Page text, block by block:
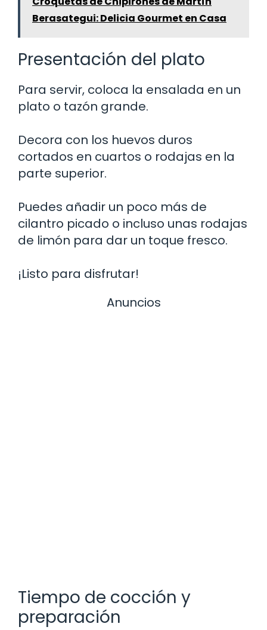
Berasategui: Delicia Gourmet en Casa
Presentación del plato
Para servir, coloca la ensalada en un
plato o tazón grande.
Decora con los huevos duros
cortados en cuartos o rodajas en la
parte superior.
Puedes añadir un poco más de
cilantro picado o incluso unas rodajas
de limón para dar un toque fresco.
¡Listo para disfrutar!
Anuncios
Tiempo de cocción y
preparación